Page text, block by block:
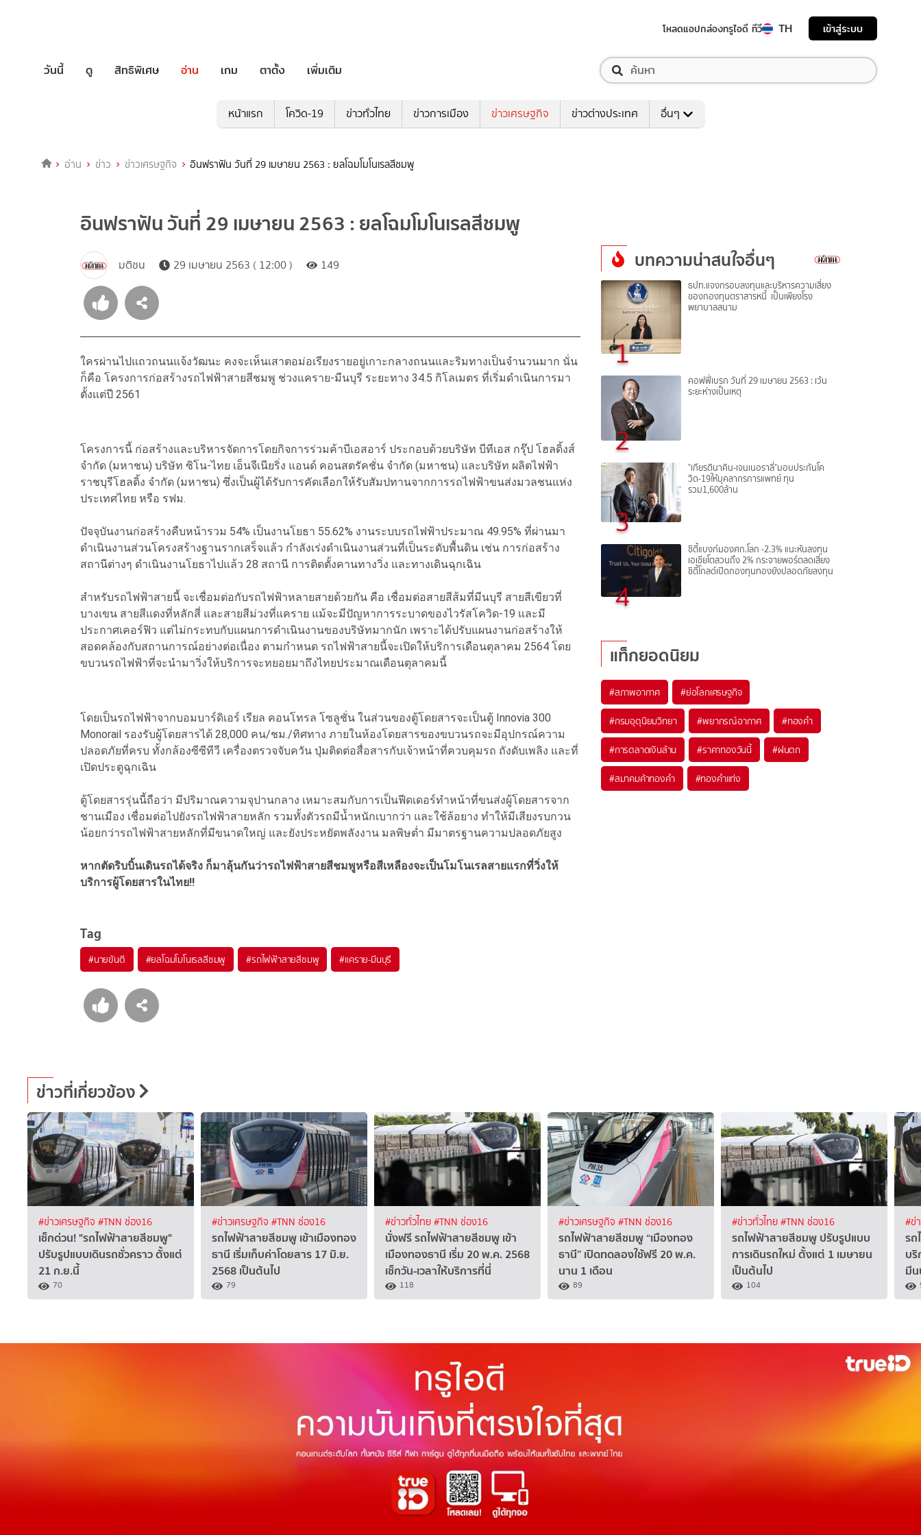
โหลดแอปกล่องทรูไอดี ทีวี TH เข้าสู่ระบบ
วันนี้ ดู สิทธิพิเศษ อ่าน เกม ตาตั้ง เพิ่มเติม
หน้าแรก โควิด-19 ข่าวทั่วไทย ข่าวการเมือง ข่าวเศรษฐกิจ ข่าวต่างประเทศ อื่นๆ
อ่าน ข่าว ข่าวเศรษฐกิจ อินฟราฟัน วันที่ 29 เมษายน 2563 : ยลโฉมโมโนเรลสีชมพู
อินฟราฟัน วันที่ 29 เมษายน 2563 : ยลโฉมโมโนเรลสีชมพู
มติชน 29 เมษายน 2563 ( 12:00 ) 149
ใครผ่านไปแถวถนนแจ้งวัฒนะ คงจะเห็นเสาตอม่อเรียงรายอยู่เกาะกลางถนนและริมทางเป็นจำนวนมาก นั่น
ก็คือ โครงการก่อสร้างรถไฟฟ้าสายสีชมพู ช่วงแคราย-มีนบุรี ระยะทาง 34.5 กิโลเมตร ที่เริ่มดำเนินการมา
ตั้งแต่ปี 2561
โครงการนี้ ก่อสร้างและบริหารจัดการโดยกิจการร่วมค้าบีเอสอาร์ ประกอบด้วยบริษัท บีทีเอส กรุ๊ป โฮลดิ้งส์
จํากัด (มหาชน) บริษัท ซิโน-ไทย เอ็นจีเนียริ่ง แอนด์ คอนสตรัคชั่น จํากัด (มหาชน) และบริษัท ผลิตไฟฟ้า
ราชบุรีโฮลดิ้ง จํากัด (มหาชน) ซึ่งเป็นผู้ได้รับการคัดเลือกให้รับสัมปทานจากการรถไฟฟ้าขนส่งมวลชนแห่ง
ประเทศไทย หรือ รฟม.
ปัจจุบันงานก่อสร้างคืบหน้ารวม 54% เป็นงานโยธา 55.62% งานระบบรถไฟฟ้าประมาณ 49.95% ที่ผ่านมา
ดำเนินงานส่วนโครงสร้างฐานรากเสร็จแล้ว กำลังเร่งดำเนินงานส่วนที่เป็นระดับพื้นดิน เช่น การก่อสร้าง
สถานีต่างๆ ดำเนินงานโยธาไปแล้ว 28 สถานี การติดตั้งคานทางวิ่ง และทางเดินฉุกเฉิน
สำหรับรถไฟฟ้าสายนี้ จะเชื่อมต่อกับรถไฟฟ้าหลายสายด้วยกัน คือ เชื่อมต่อสายสีส้มที่มีนบุรี สายสีเขียวที่
บางเขน สายสีแดงที่หลักสี่ และสายสีม่วงที่แคราย แม้จะมีปัญหาการระบาดของไวรัสโควิด-19 และมี
ประกาศเคอร์ฟิว แต่ไม่กระทบกับแผนการดำเนินงานของบริษัทมากนัก เพราะได้ปรับแผนงานก่อสร้างให้
สอดคล้องกับสถานการณ์อย่างต่อเนื่อง ตามกำหนด รถไฟฟ้าสายนี้จะเปิดให้บริการเดือนตุลาคม 2564 โดย
ขบวนรถไฟฟ้าที่จะนำมาวิ่งให้บริการจะทยอยมาถึงไทยประมาณเดือนตุลาคมนี้
โดยเป็นรถไฟฟ้าจากบอมบาร์ดิเอร์ เรียล คอนโทรล โซลูชั่น ในส่วนของตู้โดยสารจะเป็นตู้ Innovia 300
Monorail รองรับผู้โดยสารได้ 28,000 คน/ชม./ทิศทาง ภายในห้องโดยสารของขบวนรถจะมีอุปกรณ์ความ
ปลอดภัยที่ครบ ทั้งกล้องซีซีทีวี เครื่องตรวจจับควัน ปุ่มติดต่อสื่อสารกับเจ้าหน้าที่ควบคุมรถ ถังดับเพลิง และที่
เปิดประตูฉุกเฉิน
ตู้โดยสารรุ่นนี้ถือว่า มีปริมาณความจุปานกลาง เหมาะสมกับการเป็นฟีดเดอร์ทำหน้าที่ขนส่งผู้โดยสารจาก
ชานเมือง เชื่อมต่อไปยังรถไฟฟ้าสายหลัก รวมทั้งตัวรถมีน้ำหนักเบากว่า และใช้ล้อยาง ทำให้มีเสียงรบกวน
น้อยกว่ารถไฟฟ้าสายหลักที่มีขนาดใหญ่ และยังประหยัดพลังงาน มลพิษต่ำ มีมาตรฐานความปลอดภัยสูง
หากตัดริบบิ้นเดินรถได้จริง ก็มาลุ้นกันว่ารถไฟฟ้าสายสีชมพูหรือสีเหลืองจะเป็นโมโนเรลสายแรกที่วิ่งให้
บริการผู้โดยสารในไทย!!
Tag
#นายขันตี #ยลโฉมโมโนเรลสีชมพู #รถไฟฟ้าสายสีชมพู #แคราย-มีนบุรี
บทความน่าสนใจอื่นๆ
1
ธปท.แจงกรอบลงทุนและบริหารความเสี่ยง
ของกองทุนตราสารหนี้ เป็นเพียงโรง
พยาบาลสนาม
2
คอฟฟี่เบรก วันที่ 29 เมษายน 2563 : เว้น
ระยะห่างเป็นเหตุ
3
"เกียรตินาคิน-เจนเนอราลี่"มอบประกันโค
วิด-19ให้บุคลากรการแพทย์ ทุน
รวม1,600ล้าน
4
ซิตี้แบงก์มองศก.โลก -2.3% แนะหันลงทุน
เอเชียโตสวนถึง 2% กระจายพอร์ตลดเสี่ยง
ซิตี้โกลด์เปิดกองทุนทองยังปลอดภัยลงทุน
แท็กยอดนิยม
#สภาพอากาศ #ย่อโลกเศรษฐกิจ
#กรมอุตุนิยมวิทยา #พยากรณ์อากาศ #ทองคำ
#การตลาดเงินล้าน #ราคาทองวันนี้ #ฝนตก
#สมาคมค้าทองคำ #ทองคำแท่ง
ข่าวที่เกี่ยวข้อง
#ข่าวเศรษฐกิจ #TNN ช่อง16
เช็กด่วน! "รถไฟฟ้าสายสีชมพู"
ปรับรูปแบบเดินรถชั่วคราว ตั้งแต่
21 ก.ย.นี้
70
#ข่าวเศรษฐกิจ #TNN ช่อง16
รถไฟฟ้าสายสีชมพู เข้าเมืองทอง
ธานี เริ่มเก็บค่าโดยสาร 17 มิ.ย.
2568 เป็นต้นไป
79
#ข่าวทั่วไทย#TNN ช่อง16
นั่งฟรี รถไฟฟ้าสายสีชมพู เข้า
เมืองทองธานี เริ่ม 20 พ.ค. 2568
เช็กวัน-เวลาให้บริการที่นี่
118
#ข่าวเศรษฐกิจ #TNN ช่อง16
รถไฟฟ้าสายสีชมพู “เมืองทอง
ธานี” เปิดทดลองใช้ฟรี 20 พ.ค.
นาน 1 เดือน
89
#ข่าวทั่วไทย#TNN ช่อง16
รถไฟฟ้าสายสีชมพู ปรับรูปแบบ
การเดินรถใหม่ ตั้งแต่ 1 เมษายน
เป็นต้นไป
104
#ข่
รถ
บ
มี